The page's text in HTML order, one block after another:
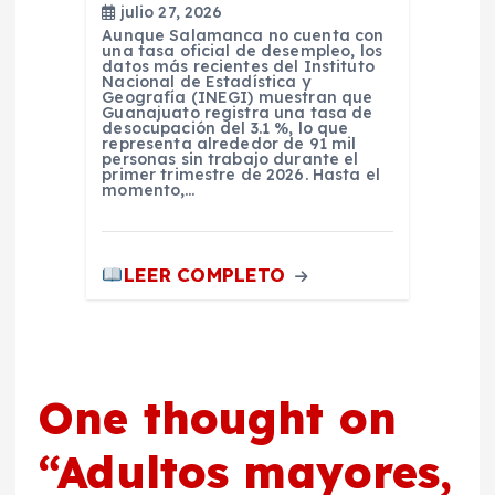
julio 27, 2026
Aunque Salamanca no cuenta con
una tasa oficial de desempleo, los
datos más recientes del Instituto
Nacional de Estadística y
Geografía (INEGI) muestran que
Guanajuato registra una tasa de
desocupación del 3.1 %, lo que
representa alrededor de 91 mil
personas sin trabajo durante el
primer trimestre de 2026. Hasta el
momento,…
LEER COMPLETO
One thought on
“Adultos mayores,